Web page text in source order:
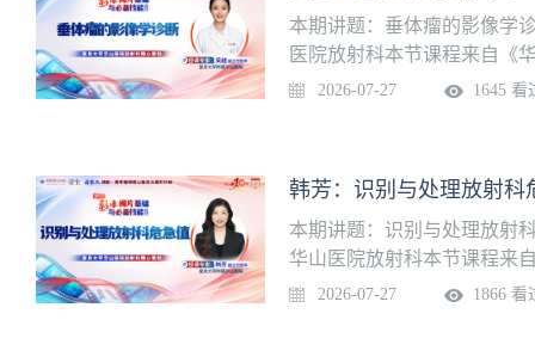
本期讲题：垂体瘤的影像学
医院放射科本节课程来自《
入学习页面
2026-07-27 1645 看
韩芳：识别与处理放射科
本期讲题：识别与处理放射
华山医院放射科本节课程来
我进入学习页面
2026-07-27 1866 看